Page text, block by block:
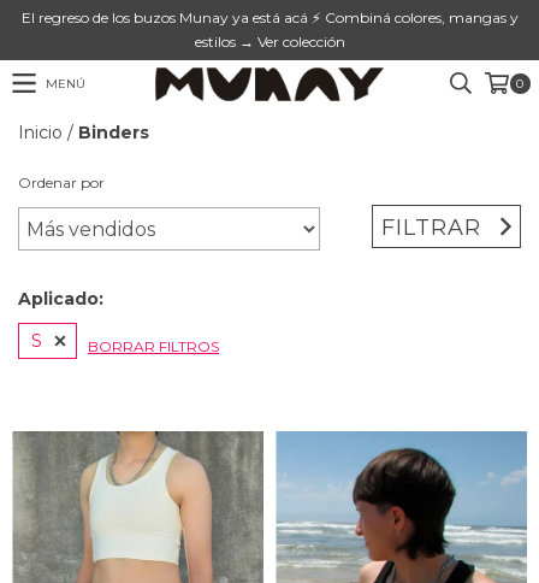
El regreso de los buzos Munay ya está acá ⚡ Combiná colores, mangas y
estilos → Ver colección
MENÚ 0
Inicio / Binders
Ordenar por
FILTRAR
Aplicado:
S
BORRAR FILTROS